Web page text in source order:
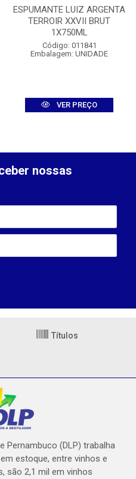
ESPUMANTE LUIZ ARGENTA
TERROIR XXVII BRUT
1X750ML
Código: 011841
Embalagem: UNIDADE
VER PREÇO
nossas
Títulos
Pernambuco (DLP) trabalha
estoque, entre vinhos e
são 2,1 mil em vinhos